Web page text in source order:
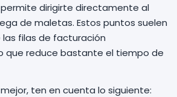
dirigirte directamente al
de maletas. Estos puntos suelen
filas de facturación
que reduce bastante el tiempo de
ten en cuenta lo siguiente: